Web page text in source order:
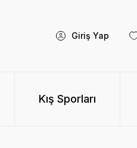
Giriş Yap
Kış Sporları